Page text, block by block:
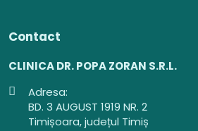
Contact
CLINICA DR. POPA ZORAN S.R.L.
Adresa:
BD. 3 AUGUST 1919 NR. 2
Timișoara, județul Timiș